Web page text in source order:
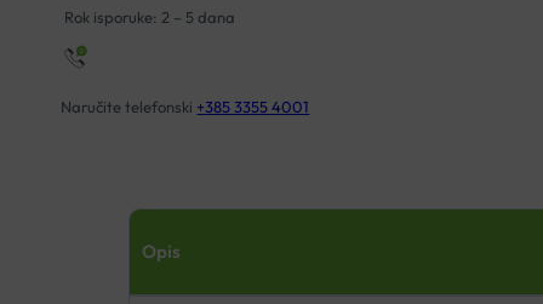
Rok isporuke: 2 – 5 dana
Naručite telefonski +385 3355 4001
Opis